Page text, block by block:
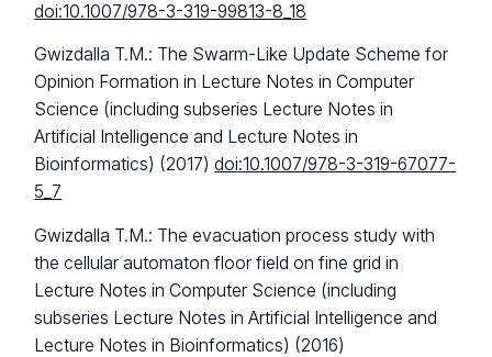
doi:10.1007/978-3-319-99813-8_18
Gwizdalla T.M.: The Swarm-Like Update Scheme for
Opinion Formation in Lecture Notes in Computer
Science (including subseries Lecture Notes in
Artificial Intelligence and Lecture Notes in
Bioinformatics) (2017)doi:10.1007/978-3-319-67077-
5_7
Gwizdalla T.M.: The evacuation process study with
the cellular automaton floor field on fine grid in
Lecture Notes in Computer Science (including
subseries Lecture Notes in Artificial Intelligence and
Lecture Notes in Bioinformatics) (2016)